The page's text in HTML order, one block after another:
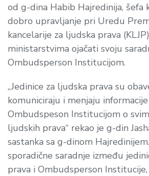
od g-dina Habib Hajredinija, šefa
dobro upravljanje pri Uredu
kancelarije za ljudska prava
ministarstvima ojačati svoju
Ombudsperson Institucijom.
„Jedinice za ljudska prava su
komuniciraju i menjaju informacije
Ombudspeson Institucijom o
ljudskih prava“ rekao je g-din
sastanka sa g-dinom
sporadične saradnje između
prava i Ombudsperson